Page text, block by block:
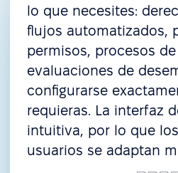
lo que necesites:
flujos automatizados,
permisos, procesos
evaluaciones de
configurarse
requieras. La interfaz
intuitiva, por lo que
usuarios se adaptan